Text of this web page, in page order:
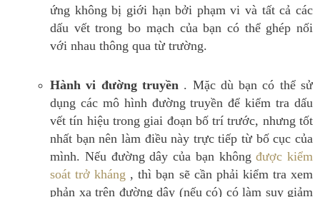
ứng không bị giới hạn bởi phạm vi và tất cả các
dấu vết trong bo mạch của bạn có thể ghép nối
với nhau thông qua từ trường.
Hành vi đường truyền . Mặc dù bạn có thể sử
dụng các mô hình đường truyền để kiểm tra dấu
vết tín hiệu trong giai đoạn bố trí trước, nhưng tốt
nhất bạn nên làm điều này trực tiếp từ bố cục của
mình. Nếu đường dây của bạn khôngđược kiểm
soát trở kháng , thì bạn sẽ cần phải kiểm tra xem
phản xạ trên đường dây (nếu có) có làm suy giảm